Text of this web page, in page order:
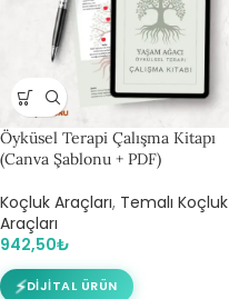
Öyküsel Terapi Çalışma Kitapı
(Canva Şablonu + PDF)
Koçluk Araçları, Temalı Koçluk
Araçları
942,50₺
⚡DIJITAL ÜRÜN